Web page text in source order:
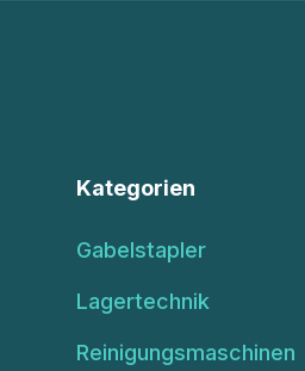
Kategorien
Gabelstapler
Lagertechnik
Reinigungsmaschinen